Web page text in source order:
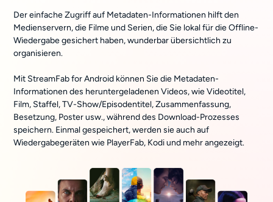
Der einfache Zugriff auf Metadaten-Informationen hilft den
Medienservern, die Filme und Serien, die Sie lokal für die Offline-
Wiedergabe gesichert haben, wunderbar übersichtlich zu
organisieren.
Mit StreamFab for Android können Sie die Metadaten-
Informationen des heruntergeladenen Videos, wie Videotitel,
Film, Staffel, TV-Show/Episodentitel, Zusammenfassung,
Besetzung, Poster usw., während des Download-Prozesses
speichern. Einmal gespeichert, werden sie auch auf
Wiedergabegeräten wie PlayerFab, Kodi und mehr angezeigt.